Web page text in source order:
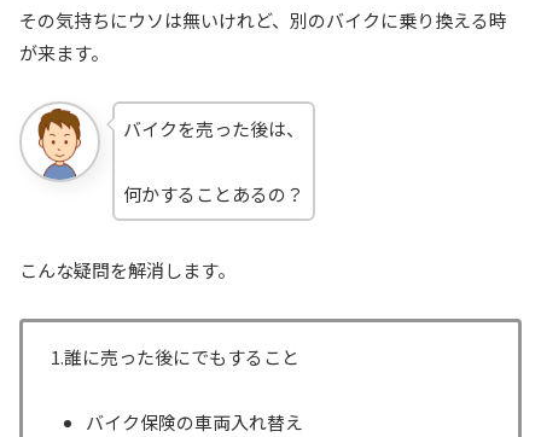
その気持ちにウソは無いけれど、別のバイクに乗り換える時
が来ます。
バイクを売った後は、
何かすることあるの？
こんな疑問を解消します。
1.誰に売った後にでもすること
バイク保険の車両入れ替え